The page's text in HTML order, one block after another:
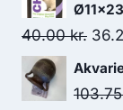
40.00kr. Den
pris